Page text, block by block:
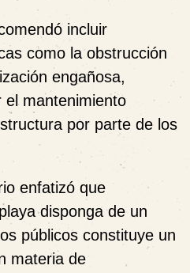
incluir
como la obstrucción
engañosa,
el mantenimiento
por parte de los
enfatizó que
disponga de un
públicos constituye un
materia de